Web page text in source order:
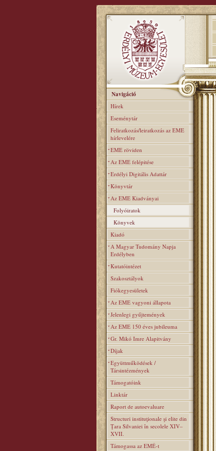
Navigáció
Hírek
Eseménytár
Feliratkozás/leiratkozás az EME
hírlevelére
EME röviden
Az EME felépitése
Erdélyi Digitális Adattár
Könyvtár
Az EME Kiadványai
Folyóiratok
Könyvek
Kiadó
A Magyar Tudomány Napja
Erdélyben
Kutatóintézet
Szakosztályok
Fiókegyesületek
Az EME vagyoni állapota
Jelenlegi gyűjtemények
Az EME 150 éves jubileuma
Gr. Mikó Imre Alapitvány
Díjak
Együttműködések /
Társintézmények
Támogatóink
Linktár
Raport de autoevaluare
Structuri instituţionale şi elite din
Ţara Silvaniei în secolele XIV–
XVII.
Támogassa az EMÉ-t